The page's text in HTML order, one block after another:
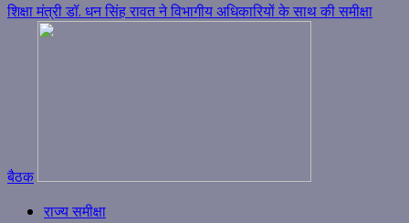
शिक्षा मंत्री डॉ. धन सिंह रावत ने विभागीय अधिकारियों के साथ की समीक्षा
बैठक
राज्य समीक्षा